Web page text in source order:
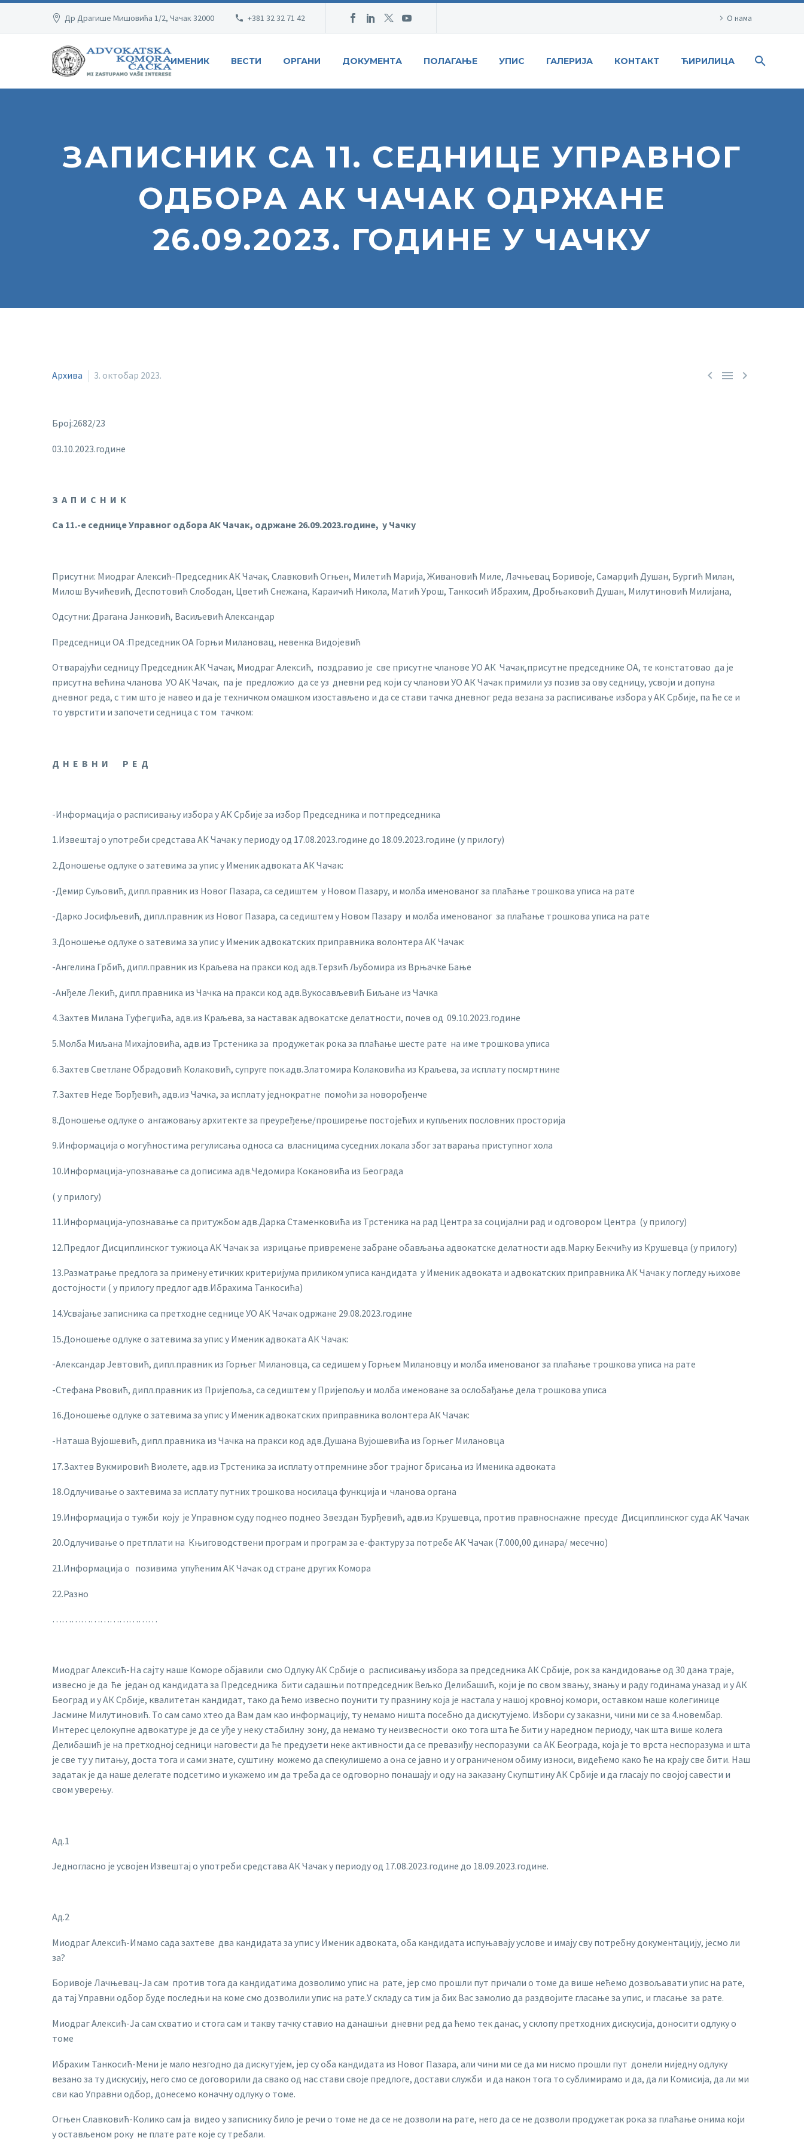
Др Драгише Мишовића 1/2, Чачак 32000 +381 32 32 71 42 О нама
ИМЕНИК ВЕСТИ ОРГАНИ ДОКУМЕНТА ПОЛАГАЊЕ УПИС ГАЛЕРИЈА КОНТАКТ ЋИРИЛИЦА
ЗАПИСНИК СА 11. СЕДНИЦЕ УПРАВНОГ
ОДБОРА АК ЧАЧАК ОДРЖАНЕ
26.09.2023. ГОДИНЕ У ЧАЧКУ
  
Архива 3. октобар 2023.
Број:2682/23
03.10.2023.године
З А П И С Н И К
Са 11.-е седнице Управног одбора АК Чачак, одржане 26.09.2023.године, у Чачку
Присутни: Миодраг Алексић-Председник АК Чачак, Славковић Огњен, Милетић Марија, Живановић Миле, Лачњевац Боривоје, Самарџић Душан, Бургић Милан,
Милош Вучићевић, Деспотовић Слободан, Цветић Снежана, Караичић Никола, Матић Урош, Танкосић Ибрахим, Дробњаковић Душан, Милутиновић Милијана,
Одсутни: Драгана Јанковић, Васиљевић Александар
Председници ОА :Председник ОА Горњи Милановац, невенка Видојевић
Отварајући седницу Председник АК Чачак, Миодраг Алексић, поздравио је све присутне чланове УО АК Чачак,присутне председнике ОА, те констатовао да је
присутна већина чланова УО АК Чачак, па је предложио да се уз дневни ред који су чланови УО АК Чачак примили уз позив за ову седницу, усвоји и допуна
дневног реда, с тим што је навео и да је техничком омашком изостављено и да се стави тачка дневног реда везана за расписивање избора у АК Србије, па ће се и
то уврстити и започети седница с том тачком:
Д Н Е В Н И Р Е Д
-Информација о расписивању избора у АК Србије за избор Председника и потпредседника
1.Извештај о употреби средстава АК Чачак у периоду од 17.08.2023.године до 18.09.2023.године (у прилогу)
2.Доношење одлуке о затевима за упис у Именик адвоката АК Чачак:
-Демир Суљовић, дипл.правник из Новог Пазара, са седиштем у Новом Пазару, и молба именованог за плаћање трошкова уписа на рате
-Дарко Јосифљевић, дипл.правник из Новог Пазара, са седиштем у Новом Пазару и молба именованог за плаћање трошкова уписа на рате
3.Доношење одлуке о затевима за упис у Именик адвокатских приправника волонтера АК Чачак:
-Ангелина Грбић, дипл.правник из Краљева на пракси код адв.Терзић Љубомира из Врњачке Бање
-Анђеле Лекић, дипл.правника из Чачка на пракси код адв.Вукосављевић Биљане из Чачка
4.Захтев Милана Туфегџића, адв.из Краљева, за наставак адвокатске делатности, почев од 09.10.2023.године
5.Молба Миљана Михајловића, адв.из Трстеника за продужетак рока за плаћање шесте рате на име трошкова уписа
6.Захтев Светлане Обрадовић Колаковић, супруге пок.адв.Златомира Колаковића из Краљева, за исплату посмртнине
7.Захтев Неде Ђорђевић, адв.из Чачка, за исплату једнократне помоћи за новорођенче
8.Доношење одлуке о ангажовању архитекте за преуређење/проширење постојећих и купљених пословних просторија
9.Информација о могућностима регулисања односа са власницима суседних локала због затварања приступног хола
10.Информација-упознавање са дописима адв.Чедомира Кокановића из Београда
( у прилогу)
11.Информација-упознавање са притужбом адв.Дарка Стаменковића из Трстеника на рад Центра за социјални рад и одговором Центра (у прилогу)
12.Предлог Дисциплинског тужиоца АК Чачак за изрицање привремене забране обављања адвокатске делатности адв.Марку Бекчићу из Крушевца (у прилогу)
13.Разматрање предлога за примену етичких критеријума приликом уписа кандидата у Именик адвоката и адвокатских приправника АК Чачак у погледу њихове
достојности ( у прилогу предлог адв.Ибрахима Танкосића)
14.Усвајање записника са претходне седнице УО АК Чачак одржане 29.08.2023.године
15.Доношење одлуке о затевима за упис у Именик адвоката АК Чачак:
-Александар Јевтовић, дипл.правник из Горњег Милановца, са седишем у Горњем Милановцу и молба именованог за плаћање трошкова уписа на рате
-Стефана Рвовић, дипл.правник из Пријепоља, са седиштем у Пријепољу и молба именоване за ослобађање дела трошкова уписа
16.Доношење одлуке о затевима за упис у Именик адвокатских приправника волонтера АК Чачак:
-Наташа Вујошевић, дипл.правника из Чачка на пракси код адв.Душана Вујошевића из Горњег Милановца
17.Захтев Вукмировић Виолете, адв.из Трстеника за исплату отпремнине због трајног брисања из Именика адвоката
18.Одлучивање о захтевима за исплату путних трошкова носилаца функција и чланова органа
19.Информација о тужби коју је Управном суду поднео поднео Звездан Ђурђевић, адв.из Крушевца, против правноснажне пресуде Дисциплинског суда АК Чачак
20.Одлучивање о претплати на Књиговодствени програм и програм за е-фактуру за потребе АК Чачак (7.000,00 динара/ месечно)
21.Информација о позивима упућеним АК Чачак од стране других Комора
22.Разно
……………………………
Миодраг Алексић-На сајту наше Коморе објавили смо Одлуку АК Србије о расписивању избора за председника АК Србије, рок за кандидовање од 30 дана траје,
извесно је да ће један од кандидата за Председника бити садашњи потпредседник Вељко Делибашић, који је по свом звању, знању и раду годинама уназад и у АК
Београд и у АК Србије, квалитетан кандидат, тако да ћемо извесно поунити ту празнину која је настала у нашој кровној комори, оставком наше колегинице
Јасмине Милутиновић. То сам само хтео да Вам дам као информацију, ту немамо ништа посебно да дискутујемо. Избори су заказни, чини ми се за 4.новембар.
Интерес целокупне адвокатуре је да се уђе у неку стабилну зону, да немамо ту неизвесности око тога шта ће бити у наредном периоду, чак шта више колега
Делибашић је на претходној седници наговести да ће предузети неке активности да се превазиђу неспоразуми са АК Београда, која је то врста неспоразума и шта
је све ту у питању, доста тога и сами знате, суштину можемо да спекулишемо а она се јавно и у ограниченом обиму износи, видећемо како ће на крају све бити. Наш
задатак је да наше делегате подсетимо и укажемо им да треба да се одговорно понашају и оду на заказану Скупштину АК Србије и да гласају по својој савести и
свом уверењу.
Ад.1
Једногласно је усвојен Извештај о употреби средстава АК Чачак у периоду од 17.08.2023.године до 18.09.2023.године.
Ад.2
Миодраг Алексић-Имамо сада захтеве два кандидата за упис у Именик адвоката, оба кандидата испуњавају услове и имају сву потребну документацију, јесмо ли
за?
Боривоје Лачњевац-Ја сам против тога да кандидатима дозволимо упис на рате, јер смо прошли пут причали о томе да више нећемо дозвољавати упис на рате,
да тај Управни одбор буде последњи на коме смо дозволили упис на рате.У складу са тим ја бих Вас замолио да раздвојите гласање за упис, и гласање за рате.
Миодраг Алексић-Ја сам схватио и стога сам и такву тачку ставио на данашњи дневни ред да ћемо тек данас, у склопу претходних дискусија, доносити одлуку о
томе
Ибрахим Танкосић-Мени је мало незгодно да дискутујем, јер су оба кандидата из Новог Пазара, али чини ми се да ми нисмо прошли пут донели ниједну одлуку
везано за ту дискусију, него смо се договорили да свако од нас стави своје предлоге, достави служби и да након тога то сублимирамо и да, да ли Комисија, да ли ми
сви као Управни одбор, донесемо коначну одлуку о томе.
Огњен Славковић-Колико сам ја видео у записнику било је речи о томе не да се не дозволи на рате, него да се не дозволи продужетак рока за плаћање онима који
у остављеном року не плате рате које су требали.